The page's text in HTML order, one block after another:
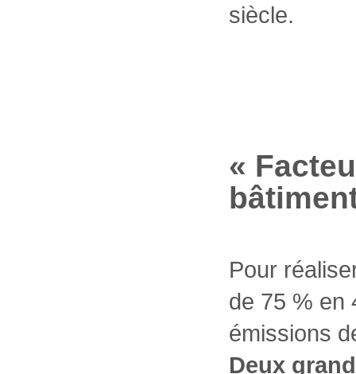
siècle.
«
Pour
de 75 % en
émissions
Deux